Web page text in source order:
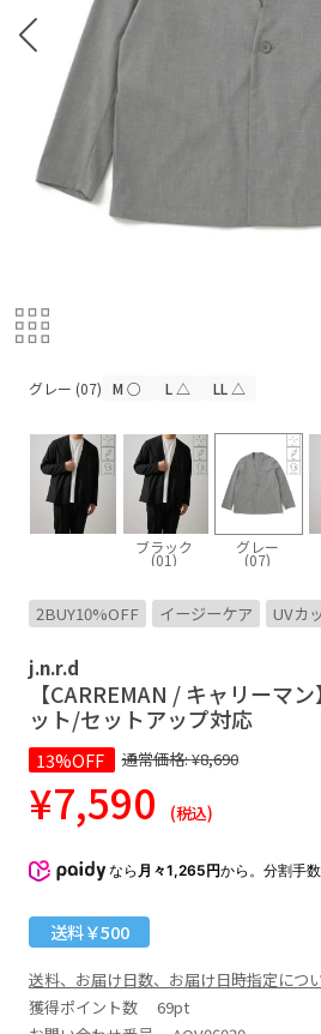
グレー (07) M○ L △ LL △
ブラック
(01)
グレー
(07)
2BUY10%OFF イージーケア UVカ
j.n.r.d
【CARREMAN / キャリーマ
ット/セットアップ対応
13%OFF 通常価格:¥8,690
¥7,590 (税込)
なら 月々1,265円から。分割手
送料￥500
送料、お届け日数、お届け日時指定につ
獲得ポイント数 69pt